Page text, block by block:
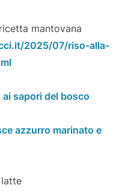
mantovana
2025/07/riso-alla-
ai sapori del bosco
azzurro marinato e
latte